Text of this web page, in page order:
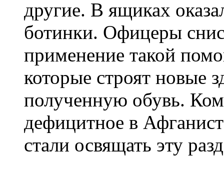
другие. В ящиках
ботинки. Офицеры
применение такой
которые строят новые
полученную обувь.
дефицитное в
стали освящать эту